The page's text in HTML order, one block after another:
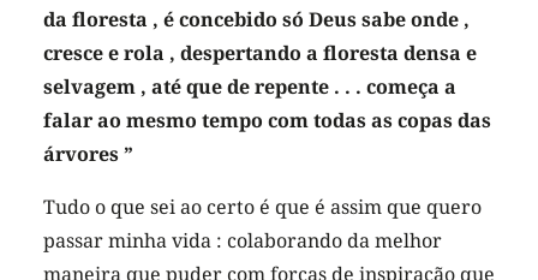
da floresta , é concebido só Deus sabe onde ,
cresce e rola , despertando a floresta densa e
selvagem , até que de repente . . . começa a
falar ao mesmo tempo com todas as copas das
árvores ”
Tudo o que sei ao certo é que é assim que quero
passar minha vida : colaborando da melhor
maneira que puder com forças de inspiração que